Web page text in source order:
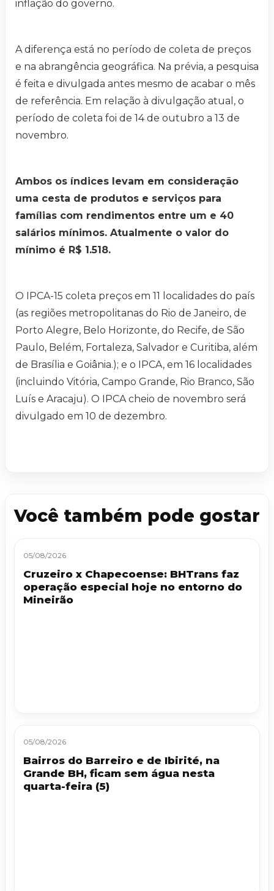
inflação do governo.
A diferença está no período de coleta de preços
e na abrangência geográfica. Na prévia, a pesquisa
é feita e divulgada antes mesmo de acabar o mês
de referência. Em relação à divulgação atual, o
período de coleta foi de 14 de outubro a 13 de
novembro.
Ambos os índices levam em consideração
uma cesta de produtos e serviços para
famílias com rendimentos entre um e 40
salários mínimos. Atualmente o valor do
mínimo é R$ 1.518.
O IPCA-15 coleta preços em 11 localidades do país
(as regiões metropolitanas do Rio de Janeiro, de
Porto Alegre, Belo Horizonte, do Recife, de São
Paulo, Belém, Fortaleza, Salvador e Curitiba, além
de Brasília e Goiânia.); e o IPCA, em 16 localidades
(incluindo Vitória, Campo Grande, Rio Branco, São
Luís e Aracaju). O IPCA cheio de novembro será
divulgado em 10 de dezembro.
Você também pode gostar
05/08/2026
Cruzeiro x Chapecoense: BHTrans faz
operação especial hoje no entorno do
Mineirão
05/08/2026
Bairros do Barreiro e de Ibirité, na
Grande BH, ficam sem água nesta
quarta-feira (5)